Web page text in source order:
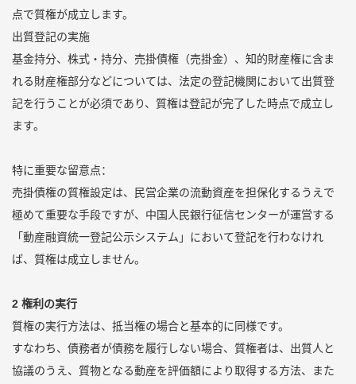
点で質権が成立します。
出質登記の実施
基金持分、株式・持分、売掛債権（売掛金）、知的財産権に含ま
れる財産権部分などについては、法定の登記機関において出質登
記を行うことが必須であり、質権は登記が完了した時点で成立し
ます。
特に重要な留意点：
売掛債権の質権設定は、民営企業の流動資産を担保化するうえで
極めて重要な手段ですが、中国人民銀行征信センターが運営する
「動産融資統一登記公示システム」において登記を行わなけれ
ば、質権は成立しません。
2 権利の実行
質権の実行方法は、抵当権の場合と基本的に同様です。
すなわち、債務者が債務を履行しない場合、質権者は、出質人と
協議のうえ、質物となる動産を評価額により取得する方法、また